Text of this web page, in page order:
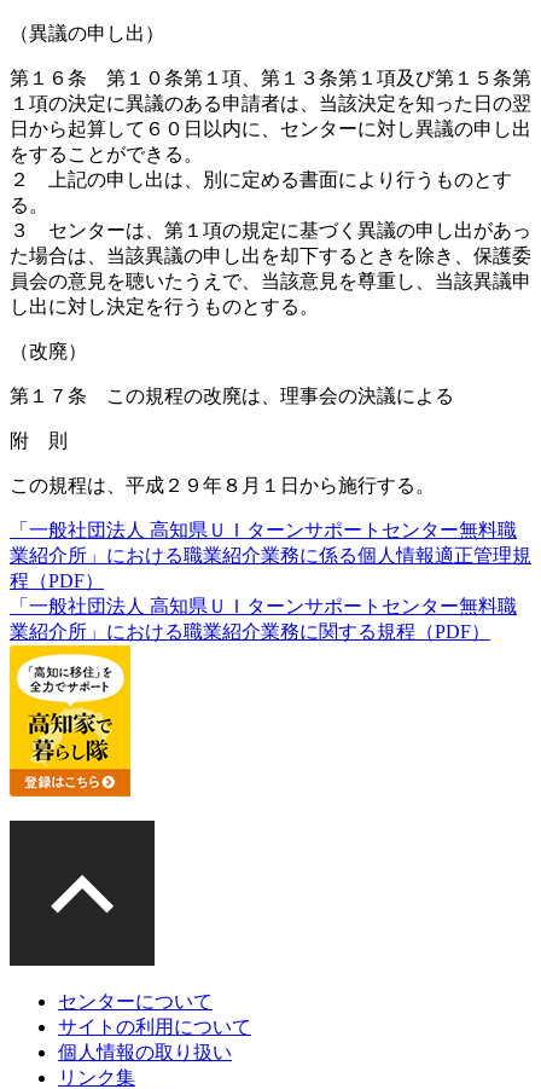
（異議の申し出）
第１６条 第１０条第１項、第１３条第１項及び第１５条第
１項の決定に異議のある申請者は、当該決定を知った日の翌
日から起算して６０日以内に、センターに対し異議の申し出
をすることができる。
２ 上記の申し出は、別に定める書面により行うものとす
る。
３ センターは、第１項の規定に基づく異議の申し出があっ
た場合は、当該異議の申し出を却下するときを除き、保護委
員会の意見を聴いたうえで、当該意見を尊重し、当該異議申
し出に対し決定を行うものとする。
（改廃）
第１７条 この規程の改廃は、理事会の決議による
附 則
この規程は、平成２９年８月１日から施行する。
「一般社団法人 高知県ＵＩターンサポートセンター無料職
業紹介所」における職業紹介業務に係る個人情報適正管理規
程（PDF）
「一般社団法人 高知県ＵＩターンサポートセンター無料職
業紹介所」における職業紹介業務に関する規程（PDF）
センターについて
サイトの利用について
個人情報の取り扱い
リンク集